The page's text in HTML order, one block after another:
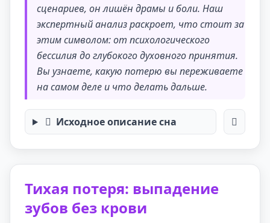
сценариев, он лишён драмы и боли. Наш
экспертный анализ раскроет, что стоит за
этим символом: от психологического
бессилия до глубокого духовного принятия.
Вы узнаете, какую потерю вы переживаете
на самом деле и что делать дальше.
Исходное описание сна
Тихая потеря: выпадение
зубов без крови